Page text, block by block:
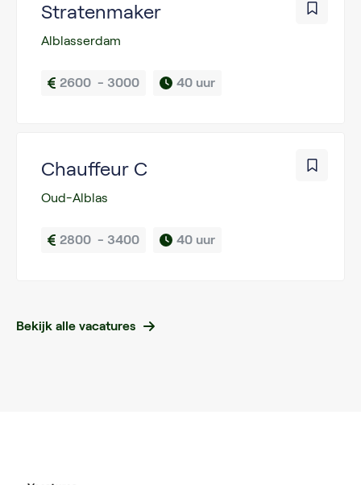
Stratenmaker
Alblasserdam
2600  - 3000 40 uur
Chauffeur C
Oud-Alblas
2800  - 3400 40 uur
Bekijk alle vacatures